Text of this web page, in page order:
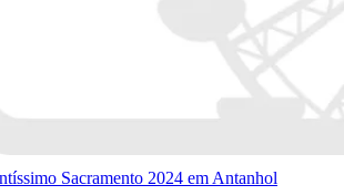
Sacramento 2024 em Antanhol